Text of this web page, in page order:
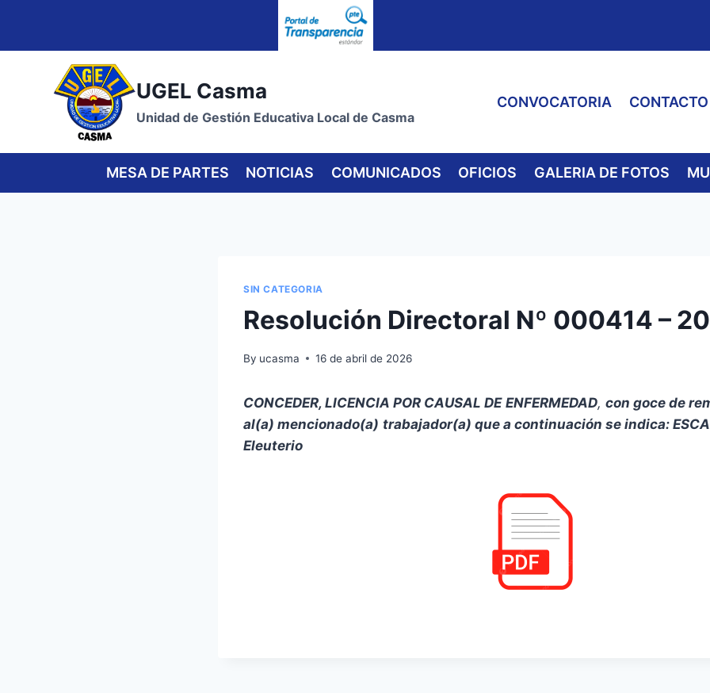
content
UGEL Casma
Unidad de Gestión Educativa Local de Casma
CONVOCATORIA CONTACTO
MESA DE PARTES NOTICIAS COMUNICADOS OFICIOS GALERIA DE FOTOS
SIN CATEGORIA
Resolución Directoral Nº 000414 –
By ucasma 16 de abril de 2026
CONCEDER, LICENCIA POR CAUSAL DE ENFERMEDAD, con goce de
al(a) mencionado(a) trabajador(a) que a continuación se indica:
Eleuterio